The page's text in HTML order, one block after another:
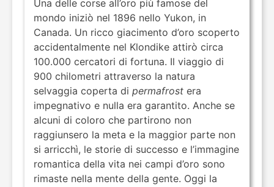
Una delle corse all’oro più famose del
mondo iniziò nel 1896 nello Yukon, in
Canada. Un ricco giacimento d’oro scoperto
accidentalmente nel Klondike attirò circa
100.000 cercatori di fortuna. Il viaggio di
900 chilometri attraverso la natura
selvaggia coperta di permafrost era
impegnativo e nulla era garantito. Anche se
alcuni di coloro che partirono non
raggiunsero la meta e la maggior parte non
si arricchì, le storie di successo e l’immagine
romantica della vita nei campi d’oro sono
rimaste nella mente della gente. Oggi la